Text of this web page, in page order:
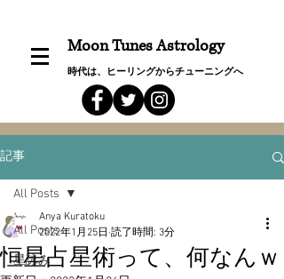
Moon Tunes Astrology
時代は、ヒーリングからチューニングへ
記事
All Posts
星詠み
All Posts
恒星占星術って、何なんｗ
Anya Kuratoku
2022年1月25日 読了時間: 3分